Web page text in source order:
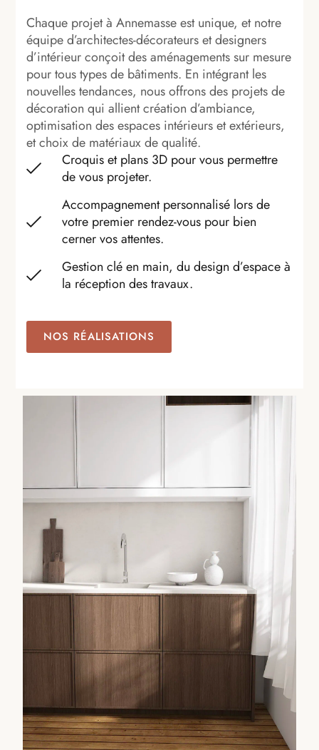
Chaque projet à Annemasse est unique, et notre
équipe d’architectes-décorateurs et designers
d’intérieur conçoit des aménagements sur mesure
pour tous types de bâtiments. En intégrant les
nouvelles tendances, nous offrons des projets de
décoration qui allient création d’ambiance,
optimisation des espaces intérieurs et extérieurs,
et choix de matériaux de qualité.
Croquis et plans 3D pour vous permettre
de vous projeter.
Accompagnement personnalisé lors de
votre premier rendez-vous pour bien
cerner vos attentes.
Gestion clé en main, du design d’espace à
la réception des travaux.
NOS RÉALISATIONS